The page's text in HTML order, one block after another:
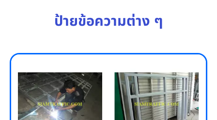
ป้ายข้อความต่าง ๆ